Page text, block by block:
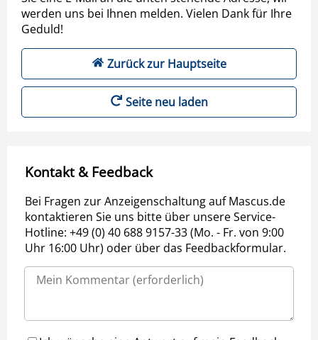
werden uns bei Ihnen melden. Vielen Dank für Ihre
Geduld!
Zurück zur Hauptseite
Seite neu laden
Kontakt & Feedback
Bei Fragen zur Anzeigenschaltung auf Mascus.de
kontaktieren Sie uns bitte über unsere Service-
Hotline: +49 (0) 40 688 9157-33 (Mo. - Fr. von 9:00
Uhr 16:00 Uhr) oder über das Feedbackformular.